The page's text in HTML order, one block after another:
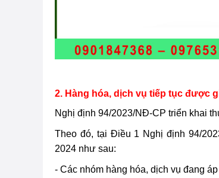
2. Hàng hóa, dịch vụ tiếp tục được
Nghị định 94/2023/NĐ-CP triển khai
Theo đó, tại Điều 1 Nghị định 94/
2024 như sau:
- Các nhóm hàng hóa, dịch vụ đang